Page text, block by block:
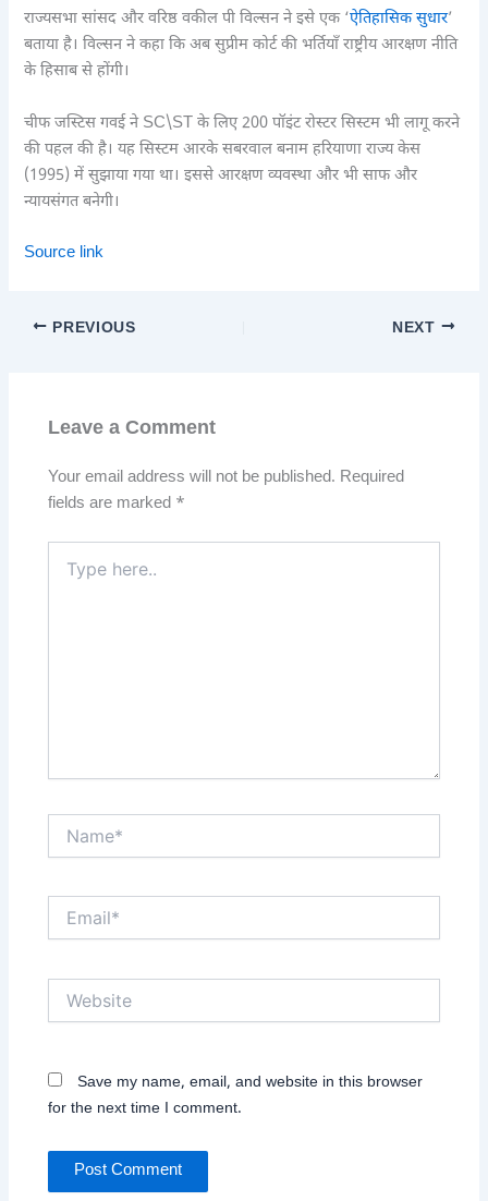
राज्यसभा सांसद और वरिष्ठ वकील पी विल्सन ने इसे एक ‘ऐतिहासिक सुधार’
बताया है। विल्सन ने कहा कि अब सुप्रीम कोर्ट की भर्तियाँ राष्ट्रीय आरक्षण नीति
के हिसाब से होंगी।
चीफ जस्टिस गवई ने SC\ST के लिए 200 पॉइंट रोस्टर सिस्टम भी लागू करने
की पहल की है। यह सिस्टम आरके सबरवाल बनाम हरियाणा राज्य केस
(1995) में सुझाया गया था। इससे आरक्षण व्यवस्था और भी साफ और
न्यायसंगत बनेगी।
Source link
PREVIOUS NEXT
Leave a Comment
Your email address will not be published. Required
fields are marked *
here..
Save my name, email, and website in this browser
for the next time I comment.